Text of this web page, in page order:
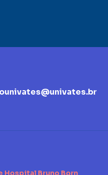
Hospital Bruno Born